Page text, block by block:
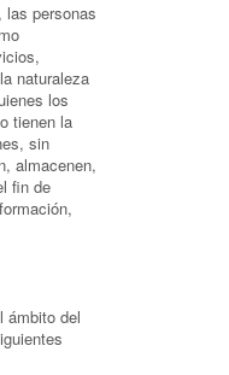
personas
naturaleza
los
tienen la
sin
almacenen,
fin de
ámbito del